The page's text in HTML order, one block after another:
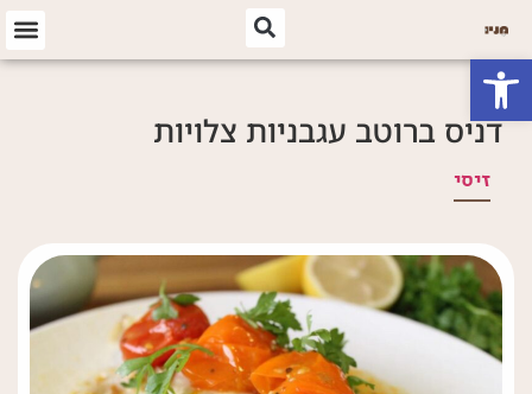
פתח סרגל נגישות
דניס ברוטב עגבניות צלויות
זיסי